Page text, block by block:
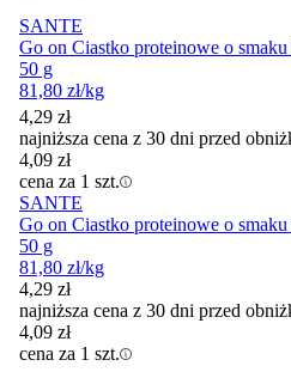
SANTE
Go on Ciastko proteinowe o
50 g
81,80 zł/kg
4,29 zł
najniższa cena z 30 dni przed
4,09 zł
cena za 1 szt.
SANTE
Go on Ciastko proteinowe o
50 g
81,80 zł/kg
4,29 zł
najniższa cena z 30 dni przed
4,09 zł
cena za 1 szt.